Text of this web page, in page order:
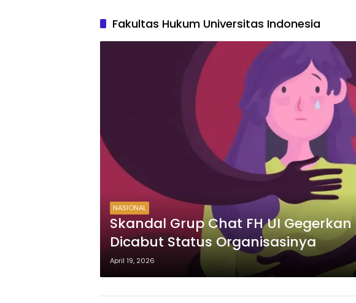
Fakultas Hukum Universitas Indonesia
NASIONAL
Skandal Grup Chat FH UI
Dicabut Status Organisasinya
April 19, 2026